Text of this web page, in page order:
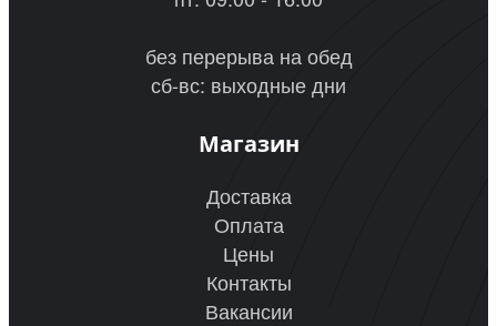
без перерыва на обед
сб-вс: выходные дни
Магазин
Доставка
Оплата
Цены
Контакты
Вакансии